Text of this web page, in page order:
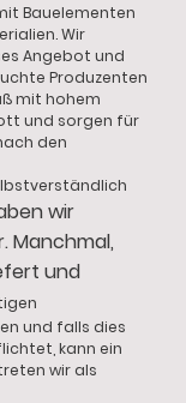
Bauelementen
Wir
Angebot und
Produzenten
mit hohem
und sorgen für
den
wir
Manchmal,
und
und falls dies
kann ein
wir als